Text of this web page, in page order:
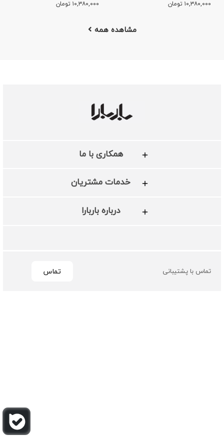
۱۰,۳۸۰,۰۰۰ تومان
۱۰,۳۸۰,۰۰۰ تومان
مشاهده همه
همکاری با ما
خدمات مشتریان
درباره باربارا
تماس با پشتیبانی تماس